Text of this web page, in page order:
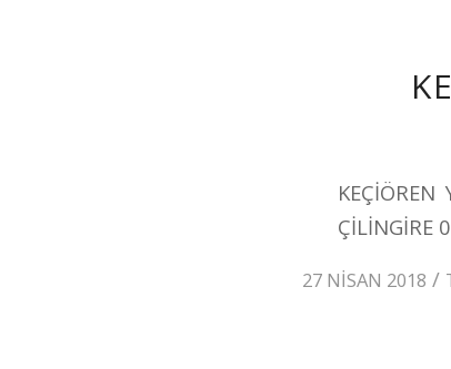
ÇİLİNGİRE
27 NISAN 2018 /